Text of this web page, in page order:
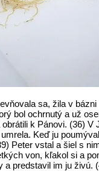
sa, žila v
bol ochrnutý a už
k Pánovi. (36)
Keď ju
Peter vstal a šiel s
von, kľakol si a
predstavil im ju